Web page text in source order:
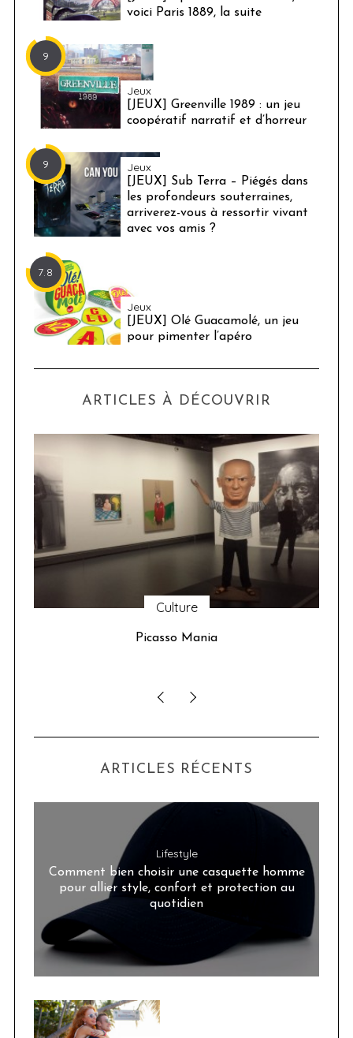
voici Paris 1889, la suite
9
Jeux
[JEUX] Greenville 1989 : un jeu
coopératif narratif et d’horreur
9 Jeux
[JEUX] Sub Terra – Piégés dans
les profondeurs souterraines,
arriverez-vous à ressortir vivant
avec vos amis ?
7.8
Jeux
[JEUX] Olé Guacamolé, un jeu
pour pimenter l’apéro
ARTICLES À DÉCOUVRIR
Culture
Picasso Mania
ARTICLES RÉCENTS
Lifestyle
Comment bien choisir une casquette homme
pour allier style, confort et protection au
quotidien